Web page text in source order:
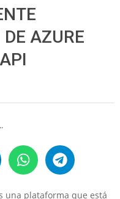
AZURE
una plataforma que está